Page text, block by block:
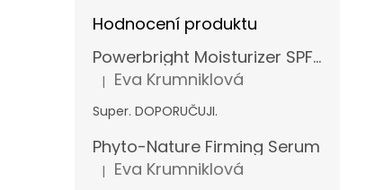
Hodnocení produktu
Powerbright Moisturizer SPF 50
Hodnocení produktu je 5 z 5 hvězdiček.
| Eva Krumniklová
Super. DOPORUČUJI.
Phyto-Nature Firming Serum
Hodnocení produktu je 5 z 5 hvězdiček.
| Eva Krumniklová